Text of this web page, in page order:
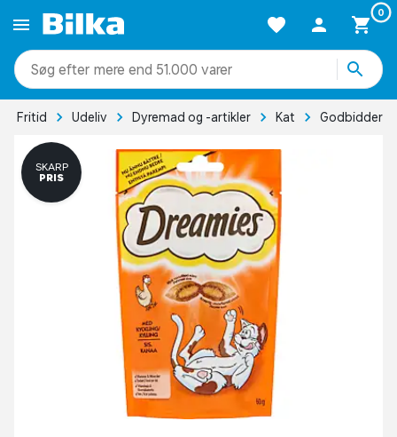
0
mere end 51.000 varer
Fritid Udeliv Dyremad og -artikler Kat Godbidder
SKARP
PRIS